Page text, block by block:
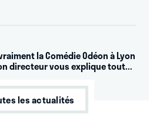
la Comédie Odéon à Lyon
directeur vous explique tout...
les actualités